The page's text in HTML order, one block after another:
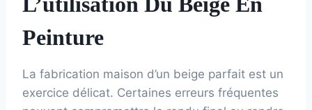
Peinture
La fabrication maison d’un beige parfait est un
exercice délicat. Certaines erreurs fréquentes